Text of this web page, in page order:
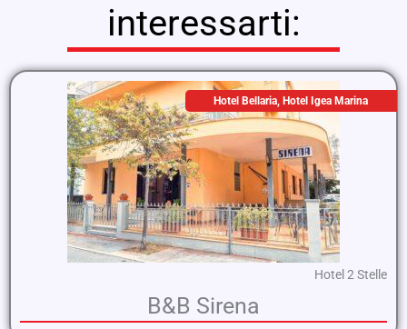
interessarti:
Hotel Bellaria ,Hotel Igea Marina
Hotel 2 Stelle
B&B Sirena